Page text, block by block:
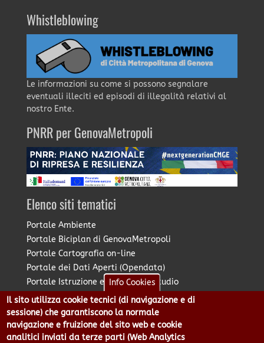
Whistleblowing
Le informazioni su come si possono segnalare
eventuali illeciti ed episodi di illegalità relativi al
nostro Ente.
PNRR per GenovaMetropoli
Elenco siti tematici
Portale Ambiente
Portale Biciplan di GenovaMetropoli
Portale Cartografia on-line
Portale dei Dati Aperti (Opendata)
Portale Istruzione e Diritto allo Studio
Portale Marketing Territoriale
Portale Piano Strategico Metropolitano
Portale PUMS di GenovaMetropoli
Portale Stazione Unica Appaltante
Info Cookies
Il sito utilizza cookie tecnici (di navigazione e di
sessione) che garantiscono la normale
navigazione e fruizione del sito web e cookie
analitici inviati da terze parti (Web Analytics